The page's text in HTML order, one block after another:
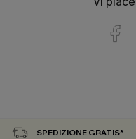
SPEDIZIONE GRATIS*